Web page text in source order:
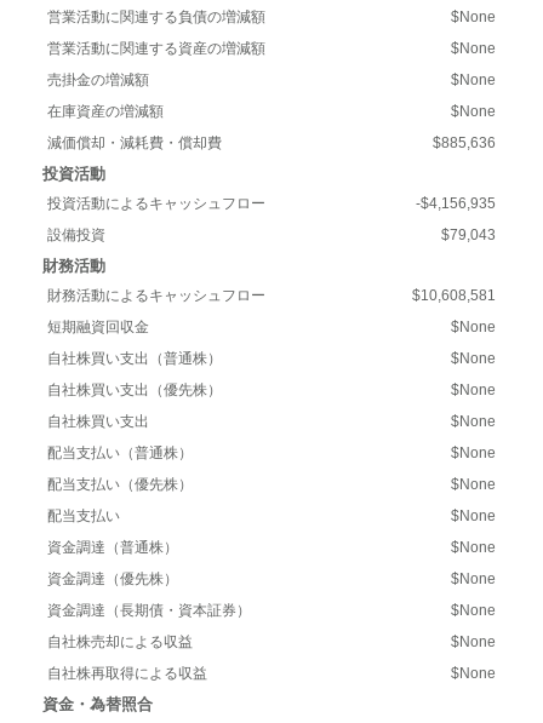
営業活動に関連する負債の増減額
$None
営業活動に関連する資産の増減額
$None
売掛金の増減額
$None
在庫資産の増減額
$None
減価償却・減耗費・償却費
$885,636
投資活動
投資活動によるキャッシュフロー
-$4,156,935
設備投資
$79,043
財務活動
財務活動によるキャッシュフロー
$10,608,581
短期融資回収金
$None
自社株買い支出（普通株）
$None
自社株買い支出（優先株）
$None
自社株買い支出
$None
配当支払い（普通株）
$None
配当支払い（優先株）
$None
配当支払い
$None
資金調達（普通株）
$None
資金調達（優先株）
$None
資金調達（長期債・資本証券）
$None
自社株売却による収益
$None
自社株再取得による収益
$None
資金・為替照合